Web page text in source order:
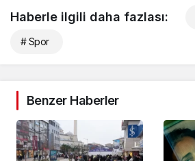
Haberle ilgili daha fazlası:
# Spor
Benzer Haberler